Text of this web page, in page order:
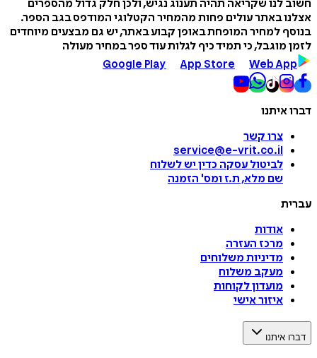
חשוב לנו שקריאה תהיה תענוג נגיש, ולכן חלק גדול מהספרים
אצלנו באתר עולים פחות מהמחיר הקטלוגי המודפס בגב הספר.
בנוסף למחיר המופחת באופן קבוע באתר, יש גם מבצעים מיוחדים
לזמן מוגבל, כי תמיד כיף לגלות עוד ספר במחיר מעולה
Google Play
App Store Web App
דברו איתנו
צרו קשר
service@e-vrit.co.il
לביטול עסקה כדין יש לשלוח
שם מלא, ת.ז ומס' הזמנה
עברית
אודות
מרכז העזרה
מדיניות משלוחים
מעקב משלוח
מועדון לקוחות
איזור אישי
דברו איתנו